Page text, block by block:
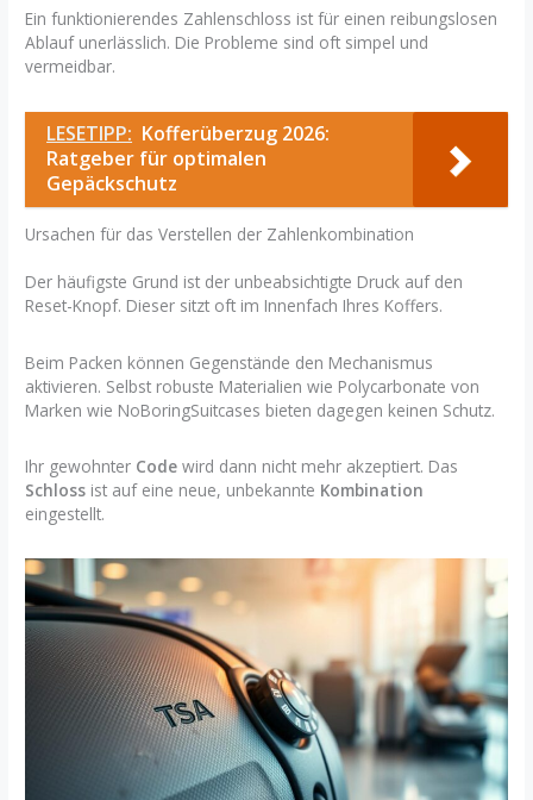
Ein funktionierendes Zahlenschloss ist für einen reibungslosen
Ablauf unerlässlich. Die Probleme sind oft simpel und
vermeidbar.
LESETIPP: Kofferüberzug 2026:
Ratgeber für optimalen
Gepäckschutz
Ursachen für das Verstellen der Zahlenkombination
Der häufigste Grund ist der unbeabsichtigte Druck auf den
Reset-Knopf. Dieser sitzt oft im Innenfach Ihres Koffers.
Beim Packen können Gegenstände den Mechanismus
aktivieren. Selbst robuste Materialien wie Polycarbonate von
Marken wie NoBoringSuitcases bieten dagegen keinen Schutz.
Ihr gewohnter Code wird dann nicht mehr akzeptiert. Das
Schloss ist auf eine neue, unbekannte Kombination
eingestellt.